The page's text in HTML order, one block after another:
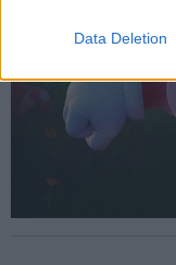
Data Deletion